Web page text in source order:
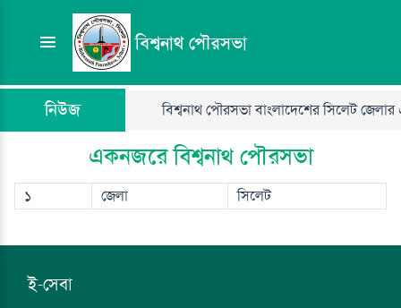
বিশ্বনাথ পৌরসভা
নিউজ বিশ্বনাথ পৌরসভা বাংলাদেশের সিলেট জেলার
একনজরে বিশ্বনাথ পৌরসভা
১ জেলা সিলেট
ই-সেবা